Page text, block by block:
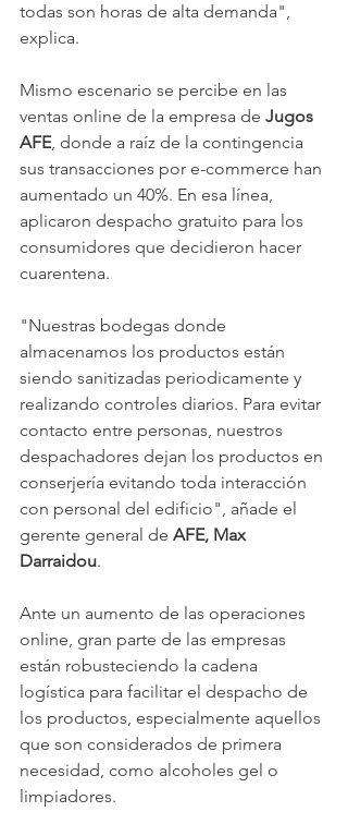
todas son horas de alta demanda",
explica.
Mismo escenario se percibe en las
ventas online de la empresa de Jugos
AFE, donde a raíz de la contingencia
sus transacciones por e-commerce han
aumentado un 40%. En esa línea,
aplicaron despacho gratuito para los
consumidores que decidieron hacer
cuarentena.
"Nuestras bodegas donde
almacenamos los productos están
siendo sanitizadas periodicamente y
realizando controles diarios. Para evitar
contacto entre personas, nuestros
despachadores dejan los productos en
conserjería evitando toda interacción
con personal del edificio", añade el
gerente general de AFE, Max
Darraidou.
Ante un aumento de las operaciones
online, gran parte de las empresas
están robusteciendo la cadena
logística para facilitar el despacho de
los productos, especialmente aquellos
que son considerados de primera
necesidad, como alcoholes gel o
limpiadores.